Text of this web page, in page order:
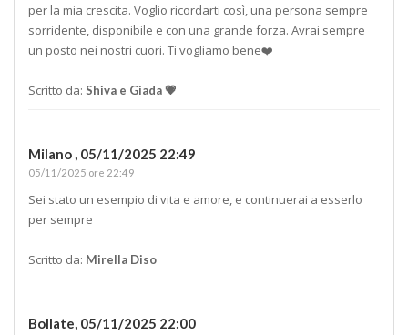
per la mia crescita. Voglio ricordarti così, una persona sempre
sorridente, disponibile e con una grande forza. Avrai sempre
un posto nei nostri cuori. Ti vogliamo bene❤️
Scritto da: Shiva e Giada 💗
Milano , 05/11/2025 22:49
05/11/2025 ore 22:49
Sei stato un esempio di vita e amore, e continuerai a esserlo
per sempre
Scritto da: Mirella Diso
Bollate, 05/11/2025 22:00